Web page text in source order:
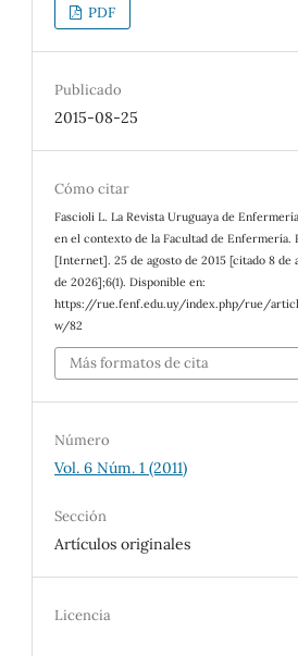
PDF
Publicado
2015-08-25
Cómo citar
Fascioli L. La Revista Uruguaya de
en el contexto de la Facultad de Enfermería.
[Internet]. 25 de agosto de 2015 [citado 8 de
de 2026];6(1). Disponible en:
https://rue.fenf.edu.uy/index.php/rue/
w/82
Más formatos de cita
Número
Vol. 6 Núm. 1 (2011)
Sección
Artículos originales
Licencia